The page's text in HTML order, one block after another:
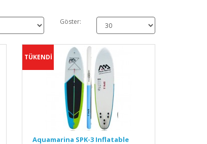
Göster:
TÜKENDİ
Aquamarina SPK-3 Inflatable